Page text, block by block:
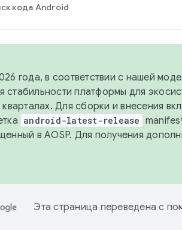
кода Android
года, в соответствии с нашей
стабильности платформы для
Для сборки и внесения
android-latest-release
в AOSP. Для получения
Эта страница переведена с